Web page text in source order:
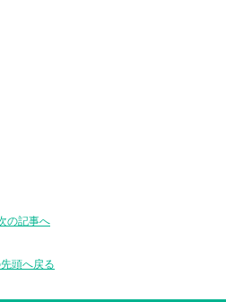
の記事へ
頭へ戻る